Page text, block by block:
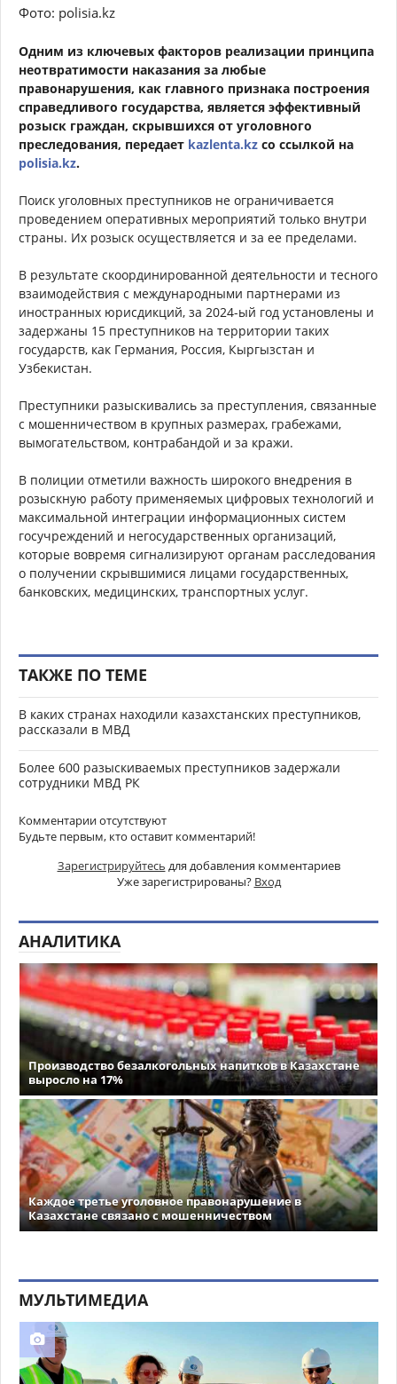
Фото: polisia.kz
Одним из ключевых факторов реализации принципа
неотвратимости наказания за любые
правонарушения, как главного признака построения
справедливого государства, является эффективный
розыск граждан, скрывшихся от уголовного
преследования, передает kazlenta.kz со ссылкой на
polisia.kz.
Поиск уголовных преступников не ограничивается
проведением оперативных мероприятий только внутри
страны. Их розыск осуществляется и за ее пределами.
В результате скоординированной деятельности и тесного
взаимодействия с международными партнерами из
иностранных юрисдикций, за 2024-ый год установлены и
задержаны 15 преступников на территории таких
государств, как Германия, Россия, Кыргызстан и
Узбекистан.
Преступники разыскивались за преступления, связанные
с мошенничеством в крупных размерах, грабежами,
вымогательством, контрабандой и за кражи.
В полиции отметили важность широкого внедрения в
розыскную работу применяемых цифровых технологий и
максимальной интеграции информационных систем
госучреждений и негосударственных организаций,
которые вовремя сигнализируют органам расследования
о получении скрывшимися лицами государственных,
банковских, медицинских, транспортных услуг.
ТАКЖЕ ПО ТЕМЕ
В каких странах находили казахстанских преступников,
рассказали в МВД
Более 600 разыскиваемых преступников задержали
сотрудники МВД РК
Комментарии отсутствуют
Будьте первым, кто оставит комментарий!
Зарегистрируйтесь для добавления комментариев
Уже зарегистрированы? Вход
АНАЛИТИКА
Производство безалкогольных напитков в Казахстане
выросло на 17%
Каждое третье уголовное правонарушение в
Казахстане связано с мошенничеством
МУЛЬТИМЕДИА